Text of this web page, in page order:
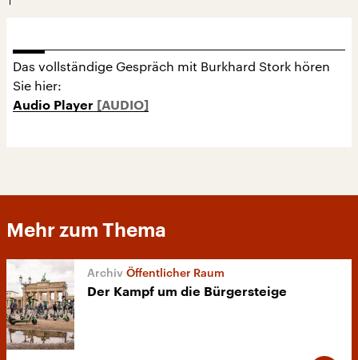
Das vollständige Gespräch mit Burkhard Stork hören
Sie hier:
Audio Player
Mehr zum Thema
Öffentlicher Raum
Der Kampf um die Bürgersteige